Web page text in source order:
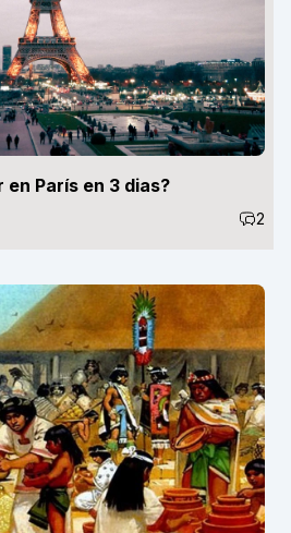
en París en 3 dias?
2